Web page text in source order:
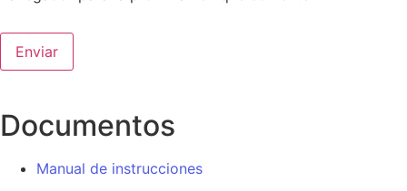
Documentos
Manual de instrucciones